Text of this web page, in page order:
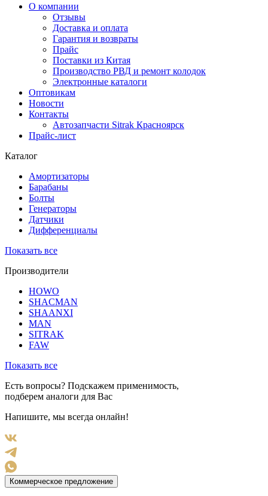
О компании
Отзывы
Доставка и оплата
Гарантия и возвраты
Прайс
Поставки из Китая
Производство РВД и ремонт колодок
Электронные каталоги
Оптовикам
Новости
Контакты
Автозапчасти Sitrak Красноярск
Прайс-лист
Каталог
Амортизаторы
Барабаны
Болты
Генераторы
Датчики
Дифференциалы
Показать все
Производители
HOWO
SHACMAN
SHAANXI
MAN
SITRAK
FAW
Показать все
Есть вопросы? Подскажем применимость,
подберем аналоги для Вас
Напишите, мы всегда онлайн!
Коммерческое предложение